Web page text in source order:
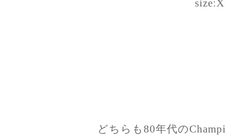
どちらも80年代の